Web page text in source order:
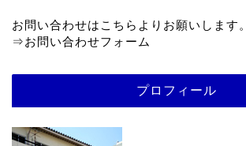
お問い合わせはこちらよりお願いします。
⇒お問い合わせフォーム
プロフィール